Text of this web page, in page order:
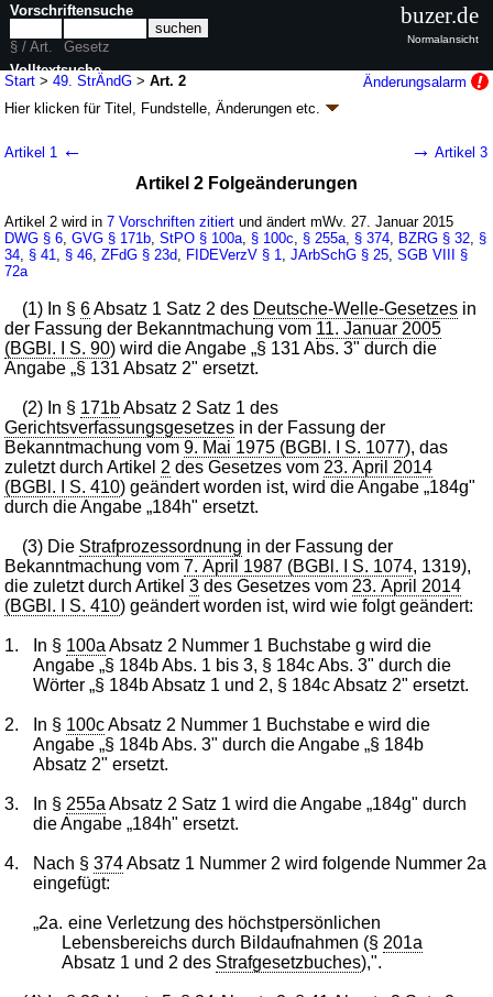
Start >49. StrÄndG >Art. 2
Änderungsalarm
Hier klicken fürTitel, Fundstelle, Änderungen etc.
Änderung des Strafgesetzbuches - Umsetzung
europäischer Vorgaben zum Sexualstrafrecht
(49. StrÄndG
G. v. 21.01.2015BGBl. I S. 10( Nr. 2); Geltung ab 27.01.2015
9 Änderungen
| Drucksachen / Entwurf / Begründung |
Artikel 1 ← → Artikel 3
Artikel 2 Folgeänderungen
Artikel 2 wird in7 Vorschriften zitiert und ändert mWv. 27. Januar 2015
DWG § 6 ,GVG § 171b ,StPO § 100a § 100c § 255a § 374 BZRG § 32 §
34 § 41 § 46 ,ZFdG § 23d FIDEVerzV § 1 ,JArbSchG § 25 ,SGB VIII §
72a
(1) In §6Absatz 1 Satz 2 des Deutsche-Welle-Gesetzes in
der Fassung der Bekanntmachung vom 11. Januar 2005
(BGBl. I S. 90) wird die Angabe „§ 131 Abs. 3" durch die
Angabe „§ 131 Absatz 2" ersetzt.
(2) In § 171bAbsatz 2 Satz 1 des
Gerichtsverfassungsgesetzes in der Fassung der
Bekanntmachung vom9. Mai 1975 (BGBl. I S. 1077), das
zuletzt durch Artikel 2 des Gesetzes vom 23. April 2014
(BGBl. I S. 410) geändert worden ist, wird die Angabe „184g"
durch die Angabe „184h" ersetzt.
(3) Die Strafprozessordnung in der Fassung der
Bekanntmachung vom7. April 1987 (BGBl. I S. 1074, 1319),
die zuletzt durch Artikel3 des Gesetzes vom 23. April 2014
(BGBl. I S. 410) geändert worden ist, wird wie folgt geändert:
1. In § 100a Absatz 2 Nummer 1 Buchstabe g wird die
Angabe „§ 184b Abs. 1 bis 3, § 184c Abs. 3" durch die
Wörter „§ 184b Absatz 1 und 2, § 184c Absatz 2" ersetzt.
2. In § 100cAbsatz 2 Nummer 1 Buchstabe e wird die
Angabe „§ 184b Abs. 3" durch die Angabe „§ 184b
Absatz 2" ersetzt.
3. In § 255a Absatz 2 Satz 1 wird die Angabe „184g" durch
die Angabe „184h" ersetzt.
4. Nach §374Absatz 1 Nummer 2 wird folgende Nummer 2a
eingefügt:
„2a. eine Verletzung des höchstpersönlichen
Lebensbereichs durch Bildaufnahmen (§ 201a
Absatz 1 und 2 des Strafgesetzbuches),".
Vorschriftensuche
§ / Art.
Gesetz
Volltextsuche
nur in 49. StrÄndG
buzer.de
Normalansicht